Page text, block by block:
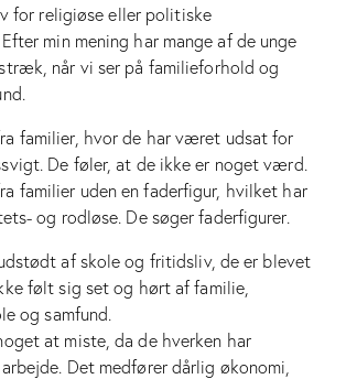
for religiøse eller politiske
min mening har mange af de unge
når vi ser på familieforhold og
familier, hvor de har været udsat for
De føler, at de ikke er noget værd.
familier uden en faderfigur, hvilket har
og rodløse. De søger faderfigurer.
af skole og fritidsliv, de er blevet
følt sig set og hørt af familie,
og samfund.
at miste, da de hverken har
Det medfører dårlig økonomi,